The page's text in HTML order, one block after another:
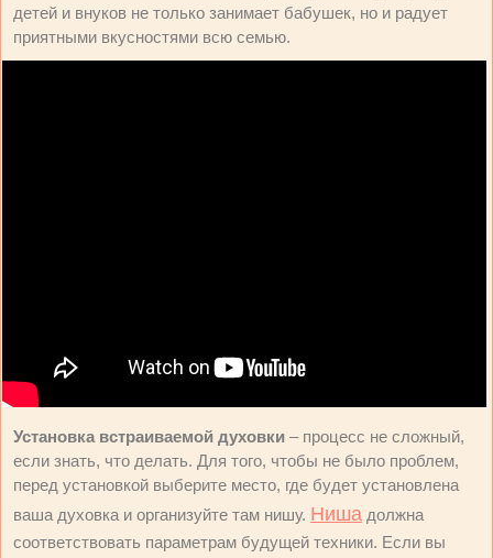
детей и внуков не только занимает бабушек, но и радует
приятными вкусностями всю семью.
Установка встраиваемой духовки – процесс не сложный,
если знать, что делать. Для того, чтобы не было проблем,
перед установкой выберите место, где будет установлена
ваша духовка и организуйте там нишу. Ниша должна
соответствовать параметрам будущей техники. Если вы